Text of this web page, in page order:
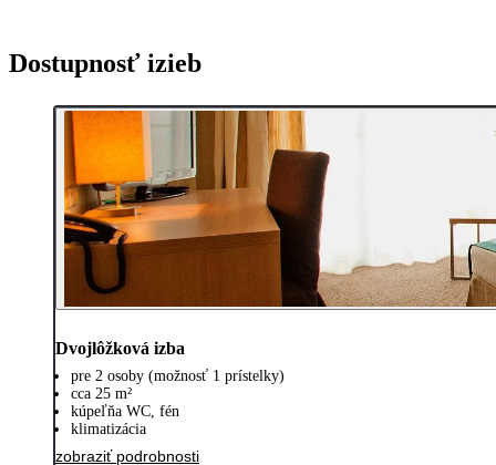
Dostupnosť izieb
Dvojlôžková izba
pre 2 osoby (možnosť 1 prístelky)
cca 25 m²
kúpeľňa WC, fén
klimatizácia
zobraziť podrobnosti